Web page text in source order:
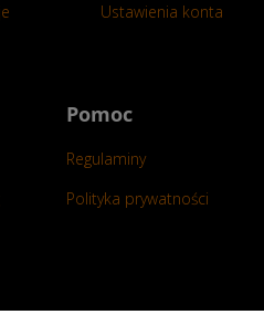
Ustawienia konta
Pomoc
Regulaminy
Polityka prywatności